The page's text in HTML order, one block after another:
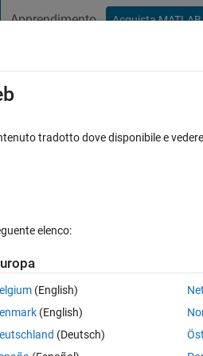
Apprendimento Acquista MATLAB
values
where y axis having 20 values
tradotto dove disponibile e
elenco:
(English)
(English)
(Deutsch)